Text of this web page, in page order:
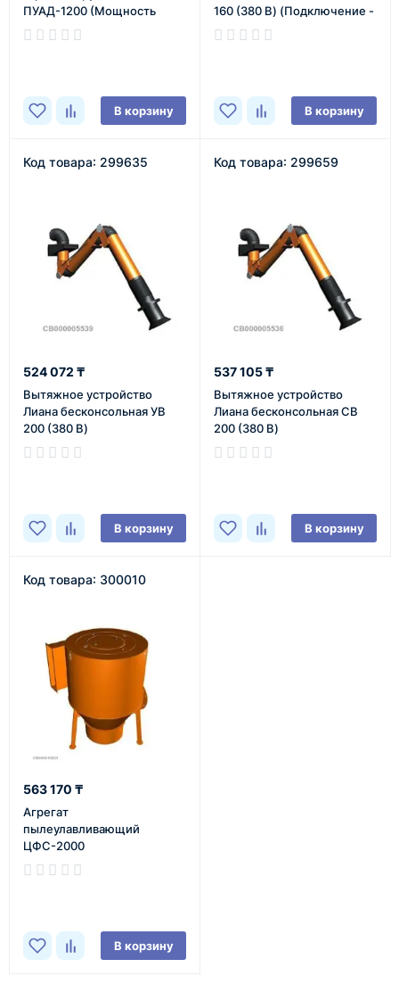
ПУАД-1200 (Мощность
двигателя - 1,1 кВт)
В корзину
160 (380 В) (Подключение -
верхнее)
В корзину
Код товара: 299635
524 072 ₸
Вытяжное устройство
Лиана бесконсольная УВ
200 (380 В)
В корзину
Код товара: 299659
537 105 ₸
Вытяжное устройство
Лиана бесконсольная СВ
200 (380 В)
В корзину
Код товара: 300010
563 170 ₸
Агрегат
пылеулавливающий
ЦФС-2000
В корзину